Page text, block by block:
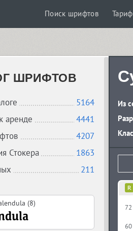
Поиск шрифтов
ШРИФТОВ
5164
аренде
4441
4207
Стокера
1863
211
(8)
Из